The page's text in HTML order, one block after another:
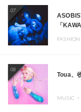
07
「
FASHION
08
Toua、
MUSIC ・